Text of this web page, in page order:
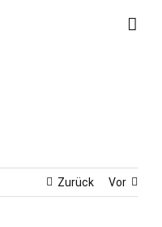
Zurück Vor